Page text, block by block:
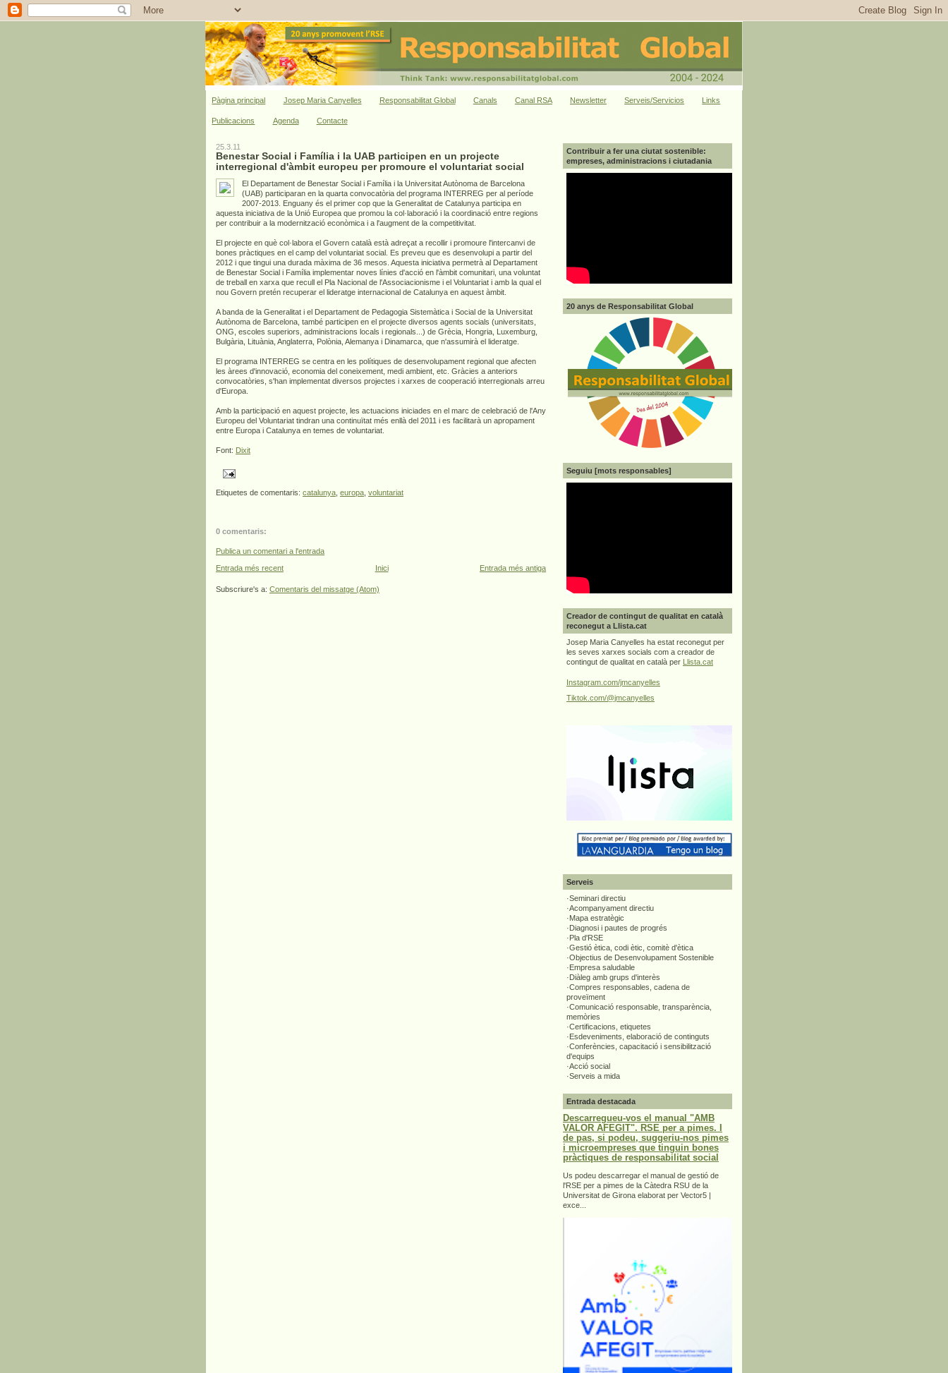
Pàgina principal Josep Maria Canyelles Responsabilitat Global Canals Canal RSA Newsletter Serveis/Servicios Links
Publicacions Agenda Contacte
25.3.11
Benestar Social i Família i la UAB participen en un projecte
interregional d'àmbit europeu per promoure el voluntariat social
El Departament de Benestar Social i Família i la Universitat Autònoma de Barcelona
(UAB) participaran en la quarta convocatòria del programa INTERREG per al període
2007-2013. Enguany és el primer cop que la Generalitat de Catalunya participa en
aquesta iniciativa de la Unió Europea que promou la col·laboració i la coordinació entre regions
per contribuir a la modernització econòmica i a l'augment de la competitivitat.
El projecte en què col·labora el Govern català està adreçat a recollir i promoure l'intercanvi de
bones pràctiques en el camp del voluntariat social. Es preveu que es desenvolupi a partir del
2012 i que tingui una durada màxima de 36 mesos. Aquesta iniciativa permetrà al Departament
de Benestar Social i Família implementar noves línies d'acció en l'àmbit comunitari, una voluntat
de treball en xarxa que recull el Pla Nacional de l'Associacionisme i el Voluntariat i amb la qual el
nou Govern pretén recuperar el lideratge internacional de Catalunya en aquest àmbit.
A banda de la Generalitat i el Departament de Pedagogia Sistemàtica i Social de la Universitat
Autònoma de Barcelona, també participen en el projecte diversos agents socials (universitats,
ONG, escoles superiors, administracions locals i regionals...) de Grècia, Hongria, Luxemburg,
Bulgària, Lituània, Anglaterra, Polònia, Alemanya i Dinamarca, que n'assumirà el lideratge.
El programa INTERREG se centra en les polítiques de desenvolupament regional que afecten
les àrees d'innovació, economia del coneixement, medi ambient, etc. Gràcies a anteriors
convocatòries, s'han implementat diversos projectes i xarxes de cooperació interregionals arreu
d'Europa.
Amb la participació en aquest projecte, les actuacions iniciades en el marc de celebració de l'Any
Europeu del Voluntariat tindran una continuïtat més enllà del 2011 i es facilitarà un apropament
entre Europa i Catalunya en temes de voluntariat.
Font: Dixit
Etiquetes de comentaris: catalunya europa voluntariat
0 comentaris:
Publica un comentari a l'entrada
Entrada més recent
Entrada més antiga
Inici
Subscriure's a: Comentaris del missatge (Atom)
Contribuir a fer una ciutat sostenible:
empreses, administracions i ciutadania
20 anys de Responsabilitat Global
Seguiu [mots responsables]
Creador de contingut de qualitat en català
reconegut a Llista.cat
Josep Maria Canyelles ha estat reconegut per
les seves xarxes socials com a creador de
contingut de qualitat en català per
Llista.cat
Instagram.com/jmcanyelles
Tiktok.com/@jmcanyelles
Serveis
·Seminari directiu
·Acompanyament directiu
·Mapa estratègic
·Diagnosi i pautes de progrés
·Pla d'RSE
·Gestió ètica, codi ètic, comitè d'ètica
·Objectius de Desenvolupament Sostenible
·Empresa saludable
·Diàleg amb grups d'interès
·Compres responsables, cadena de
proveïment
·Comunicació responsable, transparència,
memòries
·Certificacions, etiquetes
·Esdeveniments, elaboració de continguts
·Conferències, capacitació i sensibilització
d'equips
·Acció social
·Serveis a mida
Entrada destacada
Descarregueu-vos el manual "AMB
VALOR AFEGIT". RSE per a pimes. I
de pas, si podeu, suggeriu-nos pimes
i microempreses que tinguin bones
pràctiques de responsabilitat social
Us podeu descarregar el manual de gestió de
l'RSE per a pimes de la Càtedra RSU de la
Universitat de Girona elaborat per Vector5 |
exce...